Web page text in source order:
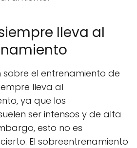
lleva al
el entrenamiento de
lleva al
ya que los
ser intensos y de alta
esto no es
El sobreentrenamiento